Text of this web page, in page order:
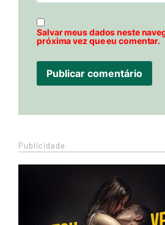
Salvar meus dados neste
próxima vez que eu comentar.
Publicidade